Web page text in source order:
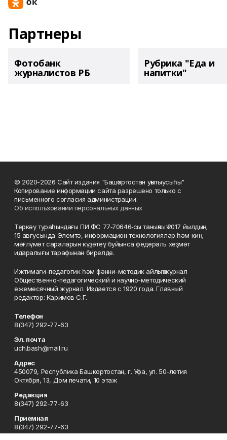
Партнеры
Фотобанк
журналистов РБ
Рубрика "Еда и
напитки"
© 2020-2026 Сайт издания "Башҡортостан уҡытыусыһы"
Копирование информации сайта разрешено только с
письменного согласия администрации.
Об использовании персональных данных
Теркәү тураһындағы ПИ ФС 77‑70646‑сы таныҡлыҡ 2017 йылдың
15 авгусында Элемтә, информацион технологиялар һәм киң
мәғлүмәт сараларын күҙәтеү буйынса федераль хеҙмәт
идаралығы тарафынан бирелде.
Ижтимағи-педагогик һәм фәнни-методик айлыҡ журнал
Общественно-педагогический и научно-методический
ежемесячный журнал. Издается с 1920 года. Главный
редактор: Каримов С.Г.
Телефон
8(347) 292-77-63
Эл. почта
uch.bash@mail.ru
Адрес
450079, Республика Башкортостан, г. Уфа, ул. 50-летия
Октября, 13, Дом печати, 10 этаж
Редакция
8(347) 292-77-63
Приемная
8(347) 292-77-63